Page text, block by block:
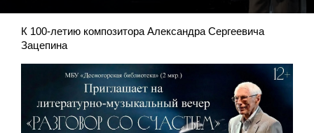
К 100-летию композитора Александра Сергеевича
Зацепина